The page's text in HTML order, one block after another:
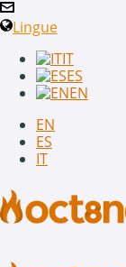
Lingue
IT
ES
EN
EN
ES
IT